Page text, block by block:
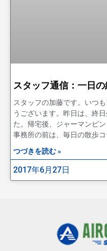
スタッフ通信：一日
スタッフの加藤です。いつ
うございます。昨日は、終
た。帰宅後、ジャーマンピ
事務所の前は、毎日の散歩
つづきを読む »
2017年6月27日